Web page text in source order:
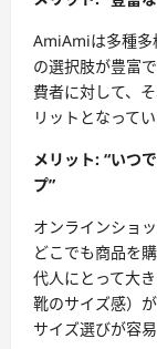
AmiAmiは多種多
の選択肢が豊富
費者に対して、
リットとなってい
メリット: “いつ
プ”
オンラインショ
どこでも商品を
代人にとって大
靴のサイズ感）
サイズ選びが容